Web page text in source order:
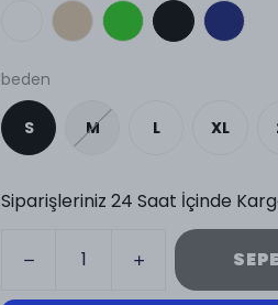
beden
S M L XL
Siparişleriniz 24 Saat İçinde